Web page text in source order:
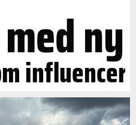
ny
influencer